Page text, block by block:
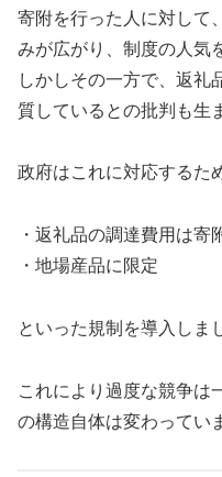
寄附を行った人に対して
みが広がり、制度の人気
しかしその一方で、返礼
質しているとの批判も生
政府はこれに対応するた
・返礼品の調達費用は寄
・地場産品に限定
といった規制を導入しま
これにより過度な競争は
の構造自体は変わってい